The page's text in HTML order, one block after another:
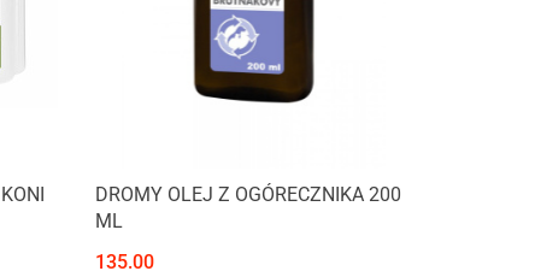
DROMY OLEJ Z OGÓRECZNIKA 200
ML
135.00